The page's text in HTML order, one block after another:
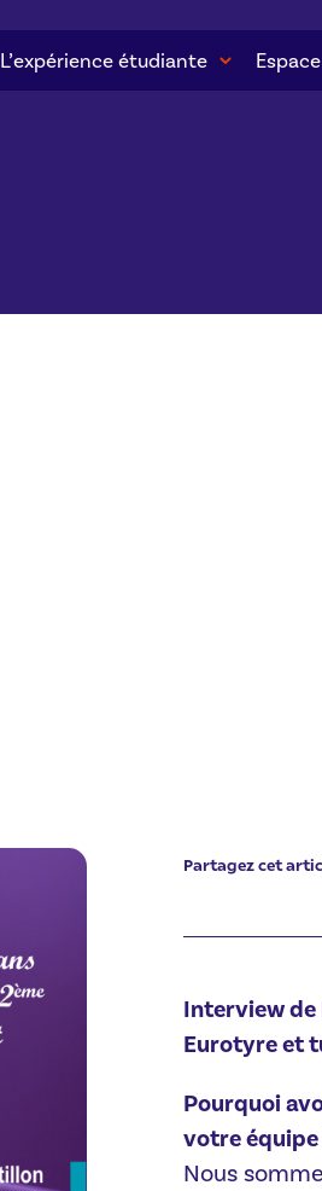
L’expérience étudiante
Partagez cet
Interview de
Eurotyre et
Pourquoi
votre équipe
Nous